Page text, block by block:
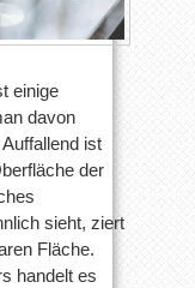
einige
davon
ist
der
sieht, ziert
Fläche.
handelt es